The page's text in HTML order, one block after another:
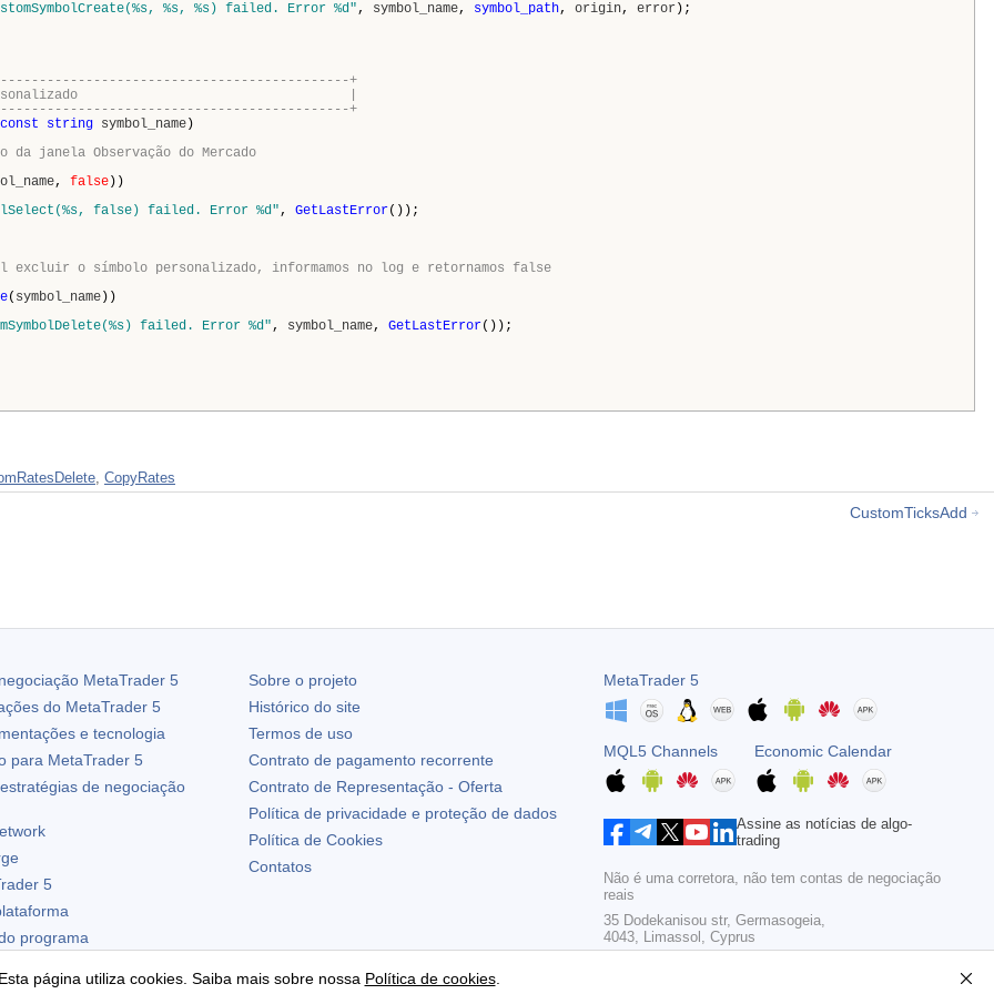
%s, %s) failed. Error %d", symbol_name, symbol_path, origin, error );
+
personalizado |
+
const
string symbol_name )
janela Observação do Mercado
, false ))
false) failed. Error %d", GetLastError());
o símbolo personalizado, informamos no log e retornamos false
( symbol_name ))
failed. Error %d", symbol_name, GetLastError());
, CopyRates
CustomTicksAdd
MetaTrader 5
do MetaTrader 5
e tecnologia
para MetaTrader 5
de negociação
5
programa
Sobre o projeto
Histórico do site
Termos de uso
Contrato de pagamento recorrente
Contrato de Representação - Oferta
Política de privacidade e proteção de dados
Política de Cookies
Contatos
MetaTrader 5
MQL5 Channels Economic Calendar
Assine as notícias de algo-
trading
Não é uma corretora, não tem contas de negociação
reais
35 Dodekanisou str, Germasogeia,
4043, Limassol, Cyprus
página utiliza cookies. Saiba mais sobre nossa Política de cookies.